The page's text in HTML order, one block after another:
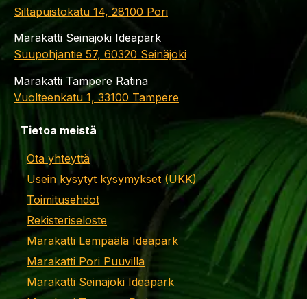
Siltapuistokatu 14, 28100 Pori
Marakatti Seinäjoki Ideapark
Suupohjantie 57, 60320 Seinäjoki
Marakatti Tampere Ratina
Vuolteenkatu 1, 33100 Tampere
Tietoa meistä
Ota yhteyttä
Usein kysytyt kysymykset (UKK)
Toimitusehdot
Rekisteriseloste
Marakatti Lempäälä Ideapark
Marakatti Pori Puuvilla
Marakatti Seinäjoki Ideapark